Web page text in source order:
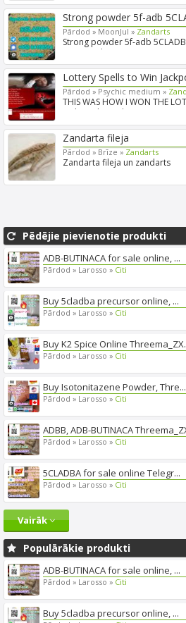
Strong powder 5f-adb
Pārdod » MoonJul » Zandarts
Strong powder 5f-adb
ADB-A Telegra...
Lottery Spells to Win
Pārdod » Psychic medium »
THIS WAS HOW I WON THE
Joshua Alexander ...
Zandarta fileja
Pārdod »Brīze »Zandarts
Zandarta fileja un zandarts
Pēdējie pievienotie produkti
ADB-BUTINACA for sale online, ...
Pārdod » Larosso » Citi
Buy 5cladba precursor online, ...
Pārdod » Larosso » Citi
Buy K2 Spice Online
Pārdod » Larosso » Citi
Buy Isotonitazene Powder, Thre...
Pārdod » Larosso » Citi
ADBB, ADB-BUTINACA
Pārdod » Larosso » Citi
5CLADBA for sale online Telegr...
Pārdod » Larosso » Citi
Vairāk
Populārākie produkti
ADB-BUTINACA for sale online, ...
Pārdod » Larosso » Citi
Buy 5cladba precursor online, ...